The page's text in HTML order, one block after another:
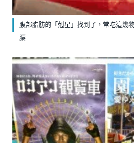
腹部脂肪的「剋星」找到了，常吃這幾
腰